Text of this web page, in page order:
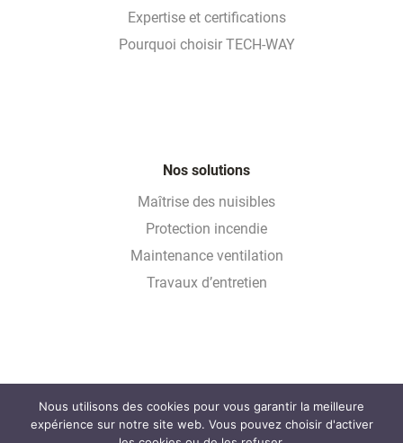
Expertise et certifications
Pourquoi choisir TECH-WAY
Nos solutions
Maîtrise des nuisibles
Protection incendie
Maintenance ventilation
Travaux d’entretien
Glossaire
FAQ
Nous utilisons des cookies pour vous garantir la meilleure
expérience sur notre site web. Vous pouvez choisir d'activer